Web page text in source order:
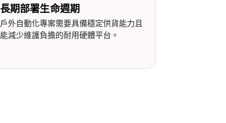
長期部署生命週期
戶外自動化專案需要具備穩定供貨能力且
能減少維護負擔的耐用硬體平台。